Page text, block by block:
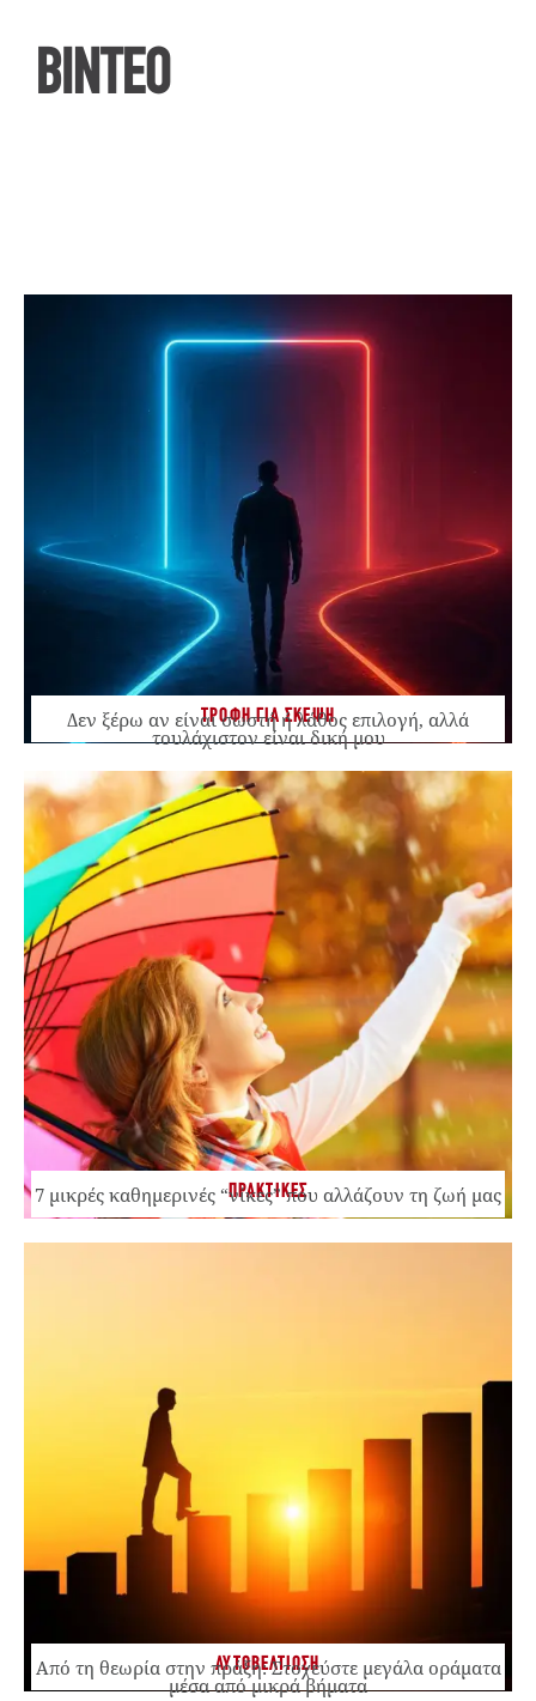
ΒΙΝΤΕΟ
ΤΡΟΦΗ ΓΙΑ ΣΚΕΨΗ
Δεν ξέρω αν είναι σωστή ή λάθος επιλογή, αλλά
τουλάχιστον είναι δική μου
ΠΡΑΚΤΙΚΕΣ
7 μικρές καθημερινές “νίκες” που αλλάζουν τη ζωή μας
ΑΥΤΟΒΕΛΤΙΩΣΗ
Από τη θεωρία στην πράξη: Στοχεύστε μεγάλα οράματα
μέσα από μικρά βήματα